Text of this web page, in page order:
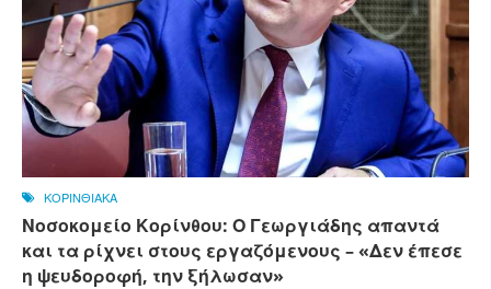
ΚΟΡΙΝΘΙΑΚΑ
Νοσοκομείο Κορίνθου: Ο Γεωργιάδης απαντά
και τα ρίχνει στους εργαζόμενους – «Δεν έπεσε
η ψευδοροφή, την ξήλωσαν»